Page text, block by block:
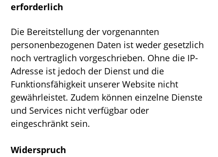
erforderlich
Die Bereitstellung der vorgenannten
personenbezogenen Daten ist weder gesetzlich
noch vertraglich vorgeschrieben. Ohne die IP-
Adresse ist jedoch der Dienst und die
Funktionsfähigkeit unserer Website nicht
gewährleistet. Zudem können einzelne Dienste
und Services nicht verfügbar oder
eingeschränkt sein.
Widerspruch